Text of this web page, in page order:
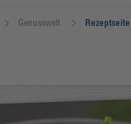
Genusswelt Rezeptseite